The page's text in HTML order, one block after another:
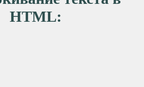
HTML: